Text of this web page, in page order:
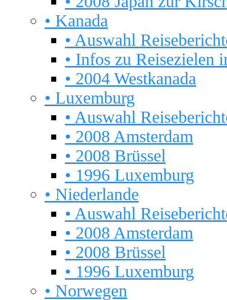
• Kanada
• Auswahl
• Infos zu Reisezielen
• 2004 Westkanada
• Luxemburg
• Auswahl
• 2008 Amsterdam
• 2008 Brüssel
• 1996 Luxemburg
• Niederlande
• Auswahl
• 2008 Amsterdam
• 2008 Brüssel
• 1996 Luxemburg
• Norwegen